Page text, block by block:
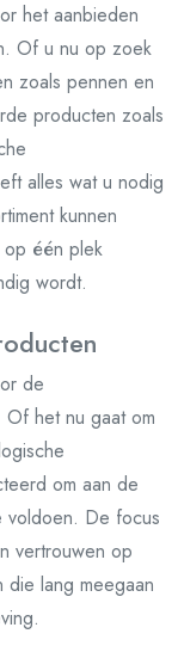
het aanbieden
Of u nu op zoek
zoals pennen en
producten zoals
alles wat u nodig
kunnen
op één plek
wordt.
de
het nu gaat om
om aan de
voldoen. De focus
vertrouwen op
die lang meegaan